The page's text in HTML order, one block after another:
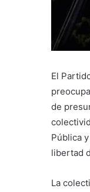
El
de
Pública
libertad
La